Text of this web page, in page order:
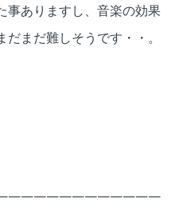
事ありますし、音楽の効果
まだ難しそうです・・。